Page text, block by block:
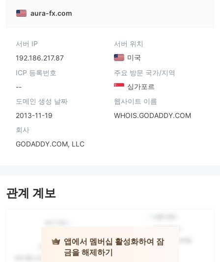
aura-fx.com
서버 IP
192.186.217.87
서버 위치
미국
ICP 등록번호
--
주요 방문 국가/지역
싱가포르
도메인 생성 날짜
2013-11-19
웹사이트 이름
WHOIS.GODADDY.COM
회사
GODADDY.COM, LLC
관계 계보
앱에서 멤버십 활성화하여 잠
금을 해제하기
Aura FX